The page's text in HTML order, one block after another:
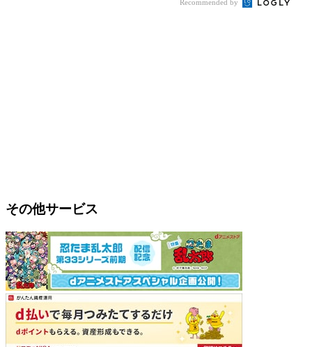
Recommended by
その他サービス